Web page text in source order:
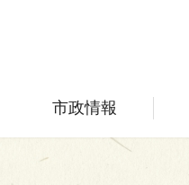
市政情報